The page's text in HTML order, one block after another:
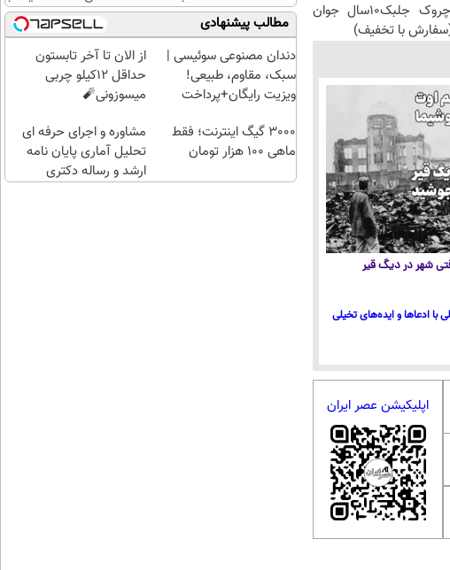
ضدچروک جلبک10سال جوان
با تخفیف)
وقتی شهر در دیگ قیر
ادعاها و ایده‌های تخیلی
اپلیکیشن عصر ایران
حتی با
۱۰۰هزارتومان
تا 100
میلیون
اعتبار
خرید
طلا
طلا با
بی‌بهره
مطالب پیشنهادی
دندان مصنوعی سوئیسی |
سبک، مقاوم، طبیعی!
ویزیت رایگان+پرداخت
از الان تا آخر تابستون
حداقل 12کیلو چربی
میسوزونی🧨
3000 گیگ اینترنت؛ فقط
ماهی 100 هزار تومان
مشاوره و اجرای حرفه ای
تحلیل آماری پایان نامه
ارشد و رساله دکتری